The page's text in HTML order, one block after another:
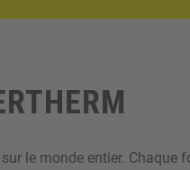
le monde entier. Chaque